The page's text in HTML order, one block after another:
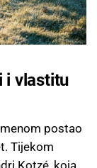
i vlastitu
postao
Tijekom
Kotzé, koja